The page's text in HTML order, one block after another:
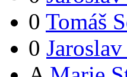
0 Tomáš
0